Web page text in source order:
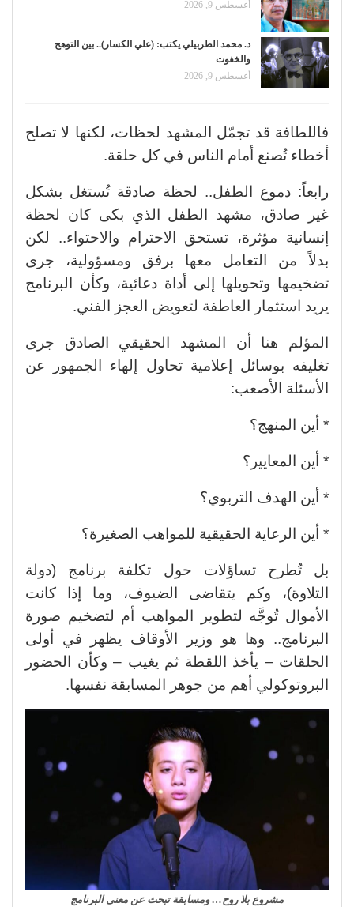
أغسطس 9, 2026
د. محمد الطربيلي يكتب: (علي الكسار).. بين التوهج
والخفوت
أغسطس 9, 2026
فاللطافة قد تجمّل المشهد لحظات، لكنها لا تصلح
أخطاء تُصنع أمام الناس في كل حلقة.
رابعاً: دموع الطفل.. لحظة صادقة تُستغل بشكل
غير صادق، مشهد الطفل الذي بكى كان لحظة
إنسانية مؤثرة، تستحق الاحترام والاحتواء.. لكن
بدلاً من التعامل معها برفق ومسؤولية، جرى
تضخيمها وتحويلها إلى أداة دعائية، وكأن البرنامج
يريد استثمار العاطفة لتعويض العجز الفني.
المؤلم هنا أن المشهد الحقيقي الصادق جرى
تغليفه بوسائل إعلامية تحاول إلهاء الجمهور عن
الأسئلة الأصعب:
* أين المنهج؟
* أين المعايير؟
* أين الهدف التربوي؟
* أين الرعاية الحقيقية للمواهب الصغيرة؟
بل تُطرح تساؤلات حول تكلفة برنامج (دولة
التلاوة)، وكم يتقاضى الضيوف، وما إذا كانت
الأموال تُوجَّه لتطوير المواهب أم لتضخيم صورة
البرنامج.. وها هو وزير الأوقاف يظهر في أولى
الحلقات – يأخذ اللقطة ثم يغيب – وكأن الحضور
البروتوكولي أهم من جوهر المسابقة نفسها.
مشروع بلا روح… ومسابقة تبحث عن معنى البرنامج